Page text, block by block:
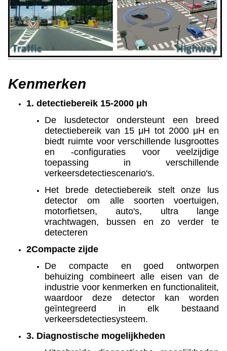
Kenmerken
1. detectiebereik 15-2000 μh
De lusdetector ondersteunt een breed
detectiebereik van 15 μH tot 2000 μH en
biedt ruimte voor verschillende lusgroottes
en -configuraties voor veelzijdige
toepassing in verschillende
verkeersdetectiescenario's.
Het brede detectiebereik stelt onze lus
detector om alle soorten voertuigen,
motorfietsen, auto's, ultra lange
vrachtwagen, bussen en zo verder te
detecteren
2Compacte zijde
De compacte en goed ontworpen
behuizing combineert alle eisen van de
industrie voor kenmerken en functionaliteit,
waardoor deze detector kan worden
geïntegreerd in elk bestaand
verkeersdetectiesysteem.
3. Diagnostische mogelijkheden